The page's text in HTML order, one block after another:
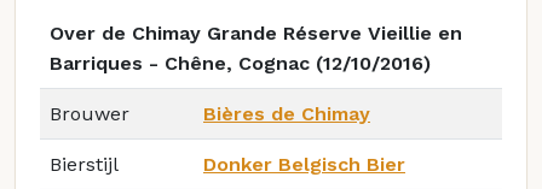
Over de Chimay Grande Réserve Vieillie en
Barriques - Chêne, Cognac (12/10/2016)
Brouwer Bières de Chimay
Bierstijl Donker Belgisch Bier